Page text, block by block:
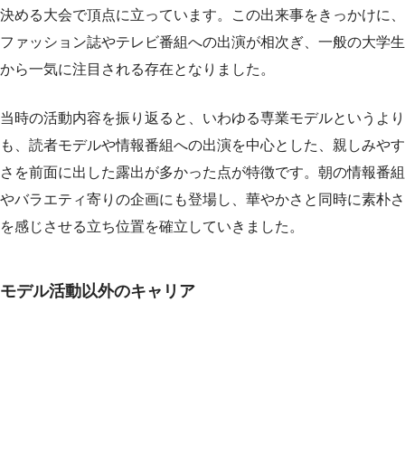
決める大会で頂点に立っています。この出来事をきっかけに、
ファッション誌やテレビ番組への出演が相次ぎ、一般の大学生
から一気に注目される存在となりました。
当時の活動内容を振り返ると、いわゆる専業モデルというより
も、読者モデルや情報番組への出演を中心とした、親しみやす
さを前面に出した露出が多かった点が特徴です。朝の情報番組
やバラエティ寄りの企画にも登場し、華やかさと同時に素朴さ
を感じさせる立ち位置を確立していきました。
モデル活動以外のキャリア